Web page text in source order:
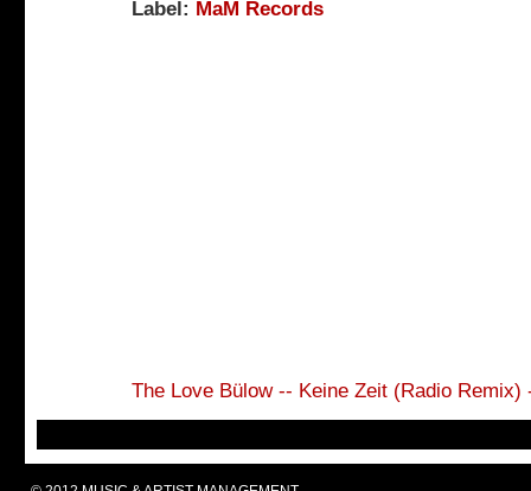
Label: MaM Records
The Love Bülow -- Keine Zeit (Radio Remix)